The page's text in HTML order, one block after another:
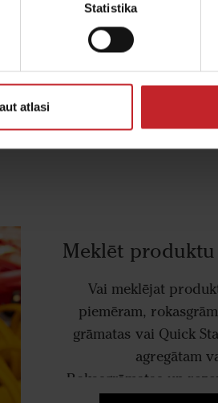
Statistika
atlasi
Meklēt
Vai meklējat
piemēram,
grāmatas vai Quick
agregātam
Rokasgrāmatas un